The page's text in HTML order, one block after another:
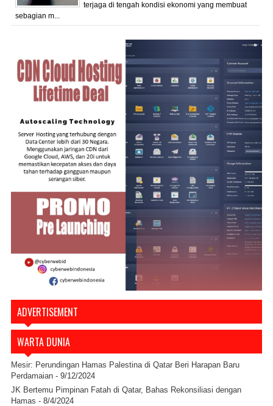
terjaga di tengah kondisi ekonomi yang membuat
sebagian m...
ADVERTISEMENT
WARTA DUNIA
Mesir: Perundingan Hamas Palestina di Qatar Beri Harapan Baru
Perdamaian - 9/12/2024
JK Bertemu Pimpinan Fatah di Qatar, Bahas Rekonsiliasi dengan
Hamas - 8/4/2024